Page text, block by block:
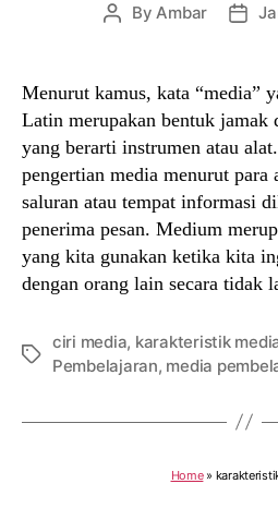
PostByAmbar
Post
Menurut kamus, kata “media”
Latin merupakan bentuk jamak
yang berarti instrumen atau
pengertian media menurut para
saluran atau tempat informasi
penerima pesan. Medium
yang kita gunakan ketika kita
dengan orang lain secara
Tags
ciri media, karakteristik
Pembelajaran, media
Home»